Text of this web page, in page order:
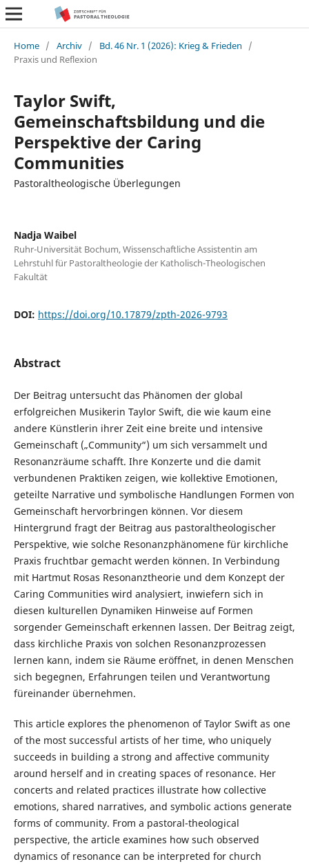
Home / Archiv / Bd. 46 Nr. 1 (2026): Krieg & Frieden
/
Praxis und Reflexion
Taylor Swift,
Gemeinschaftsbildung und die
Perspektive der Caring
Communities
Pastoraltheologische Überlegungen
Nadja Waibel
Ruhr-Universität Bochum, Wissenschaftliche Assistentin am
Lehrstuhl für Pastoraltheologie der Katholisch-Theologischen
Fakultät
DOI: https://doi.org/10.17879/zpth-2026-9793
Abstract
Der Beitrag untersucht das Phänomen der global
erfolgreichen Musikerin Taylor Swift, die wie kaum eine
andere Künstlerin ihrer Zeit eine breite und intensive
Gemeinschaft („Community“) um sich versammelt und
Resonanzräume schafft. Ihre Konzerte und die damit
verbundenen Praktiken zeigen, wie kollektive Emotionen,
geteilte Narrative und symbolische Handlungen Formen von
Gemeinschaft hervorbringen können. Vor diesem
Hintergrund fragt der Beitrag aus pastoraltheologischer
Perspektive, wie solche Resonanzphänomene für kirchliche
Praxis fruchtbar gemacht werden können. In Verbindung
mit Hartmut Rosas Resonanztheorie und dem Konzept der
Caring Communities wird analysiert, inwiefern sich in
diesen kulturellen Dynamiken Hinweise auf Formen
sorgender Gemeinschaft erkennen lassen. Der Beitrag zeigt,
dass kirchliche Praxis von solchen Resonanzprozessen
lernen kann, indem sie Räume eröffnet, in denen Menschen
sich begegnen, Erfahrungen teilen und Verantwortung
füreinander übernehmen.
This article explores the phenomenon of Taylor Swift as one
of the most successful artists of her time, who uniquely
succeeds in building a strong and affective community
around herself and in creating spaces of resonance. Her
concerts and related practices illustrate how collective
emotions, shared narratives, and symbolic actions generate
forms of community. From a pastoral-theological
perspective, the article examines how such observed
dynamics of resonance can be interpreted for church